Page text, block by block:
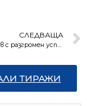
СЛЕДВАЩА
Мико Кузманов с разгромен успех над бивш №5 в света
ТИРАЖИ